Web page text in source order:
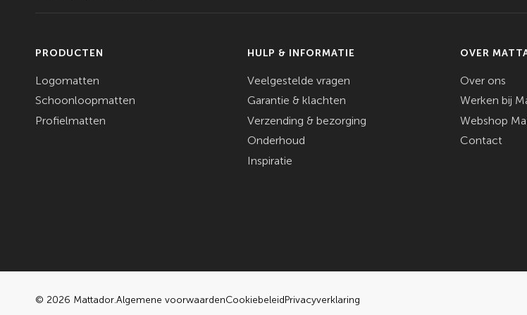
PRODUCTEN
Logomatten
Schoonloopmatten
Profielmatten
HULP & INFORMATIE
Veelgestelde vragen
Garantie & klachten
Verzending & bezorging
Onderhoud
Inspiratie
OVER
Over ons
Werken bij
Webshop
Contact
© 2026 Mattador.Algemene voorwaardenCookiebeleidPrivacyverklaring